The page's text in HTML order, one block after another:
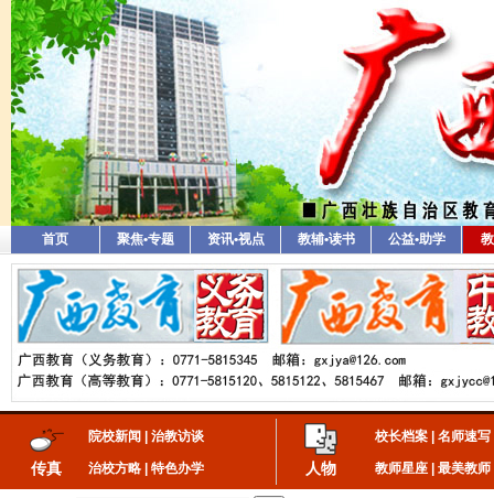
首页 聚焦•专题 资讯•视点 教辅•读书 公益•助学
传真
院校新闻 治教访谈
治校方略 特色办学 人物
校长档案 名师速写
教师星座 最美教师